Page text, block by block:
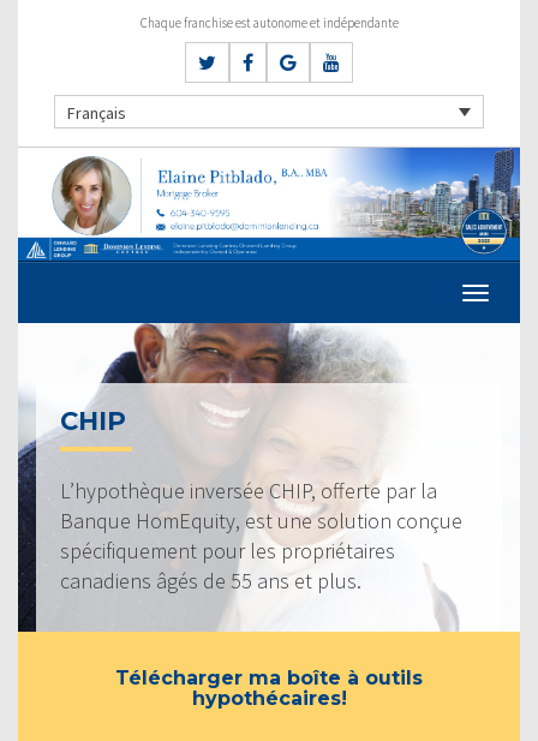
Chaque franchise est autonome et indépendante
Français
CHIP
L’hypothèque inversée CHIP, offerte par la
Banque HomEquity, est une solution conçue
spécifiquement pour les propriétaires
canadiens âgés de 55 ans et plus.
Télécharger ma boîte à outils
hypothécaires!